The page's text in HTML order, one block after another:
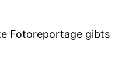
Fotoreportage gibts